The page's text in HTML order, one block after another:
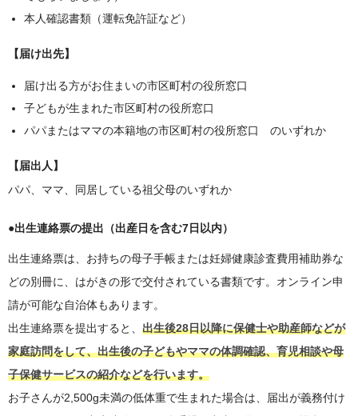
本人確認書類（運転免許証など）
【届け出先】
届け出る方がお住まいの市区町村の役所窓口
子どもが生まれた市区町村の役所窓口
パパまたはママの本籍地の市区町村の役所窓口 のいずれか
【届出人】
パパ、ママ、同居している祖父母のいずれか
●出生連絡票の提出（出産日を含む7日以内）
出生連絡票は、お持ちの母子手帳または妊婦健康診査費用補助券な
どの別冊に、はがきの形で交付されている書類です。オンライン申
請が可能な自治体もあります。
出生連絡票を提出すると、 出生後28日以降に保健士や助産師などが
家庭訪問をして、出生後の子どもやママの体調確認、育児相談や母
子保健サービスの紹介などを行います。
お子さんが2,500g未満の低体重で生まれた場合は、届出が義務付け